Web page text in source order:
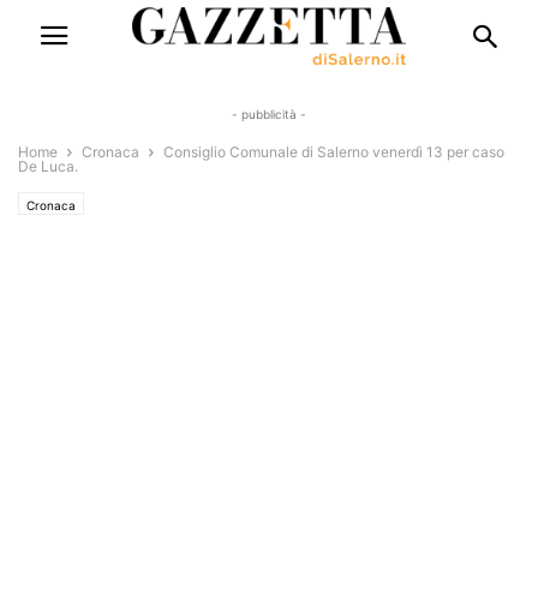
- pubblicità -
Home Cronaca
Consiglio Comunale di Salerno venerdì 13 per caso
De Luca.
Cronaca